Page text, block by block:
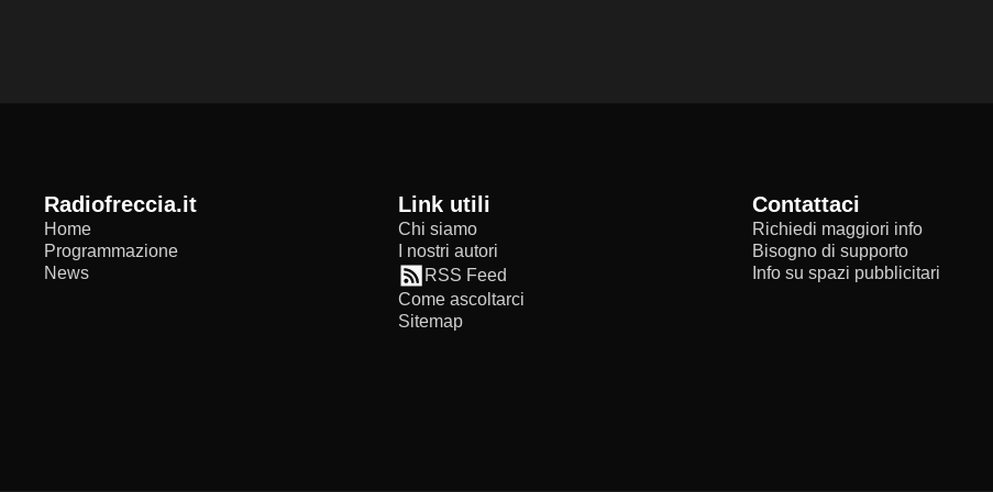
radiofreccia.it
Home
Programmazione
News
Link utili
Chi siamo
I nostri autori
RSS Feed
Come ascoltarci
Sitemap
Contattaci
Richiedi maggiori info
Bisogno di supporto
Info su spazi pubblicitari